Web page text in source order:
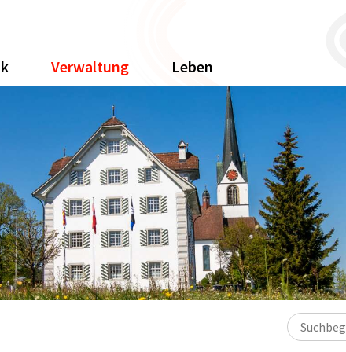
Verwaltung Leben
Suchbegriff